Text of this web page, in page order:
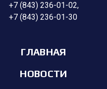
+7 (843) 236-01-02,
+7 (843) 236-01-30
ГЛАВНАЯ
НОВОСТИ